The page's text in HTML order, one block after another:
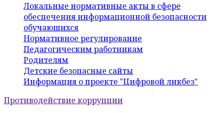
Локальные нормативные акты в сфере
обеспечения информационной безопасности
обучающихся
Нормативное регулирование
Педагогическим работникам
Родителям
Детские безопасные сайты
Информация о проекте "Цифровой ликбез"
Противодействие коррупции